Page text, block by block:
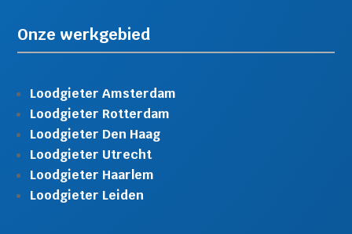
Onze werkgebied
Loodgieter Amsterdam
Loodgieter Rotterdam
Loodgieter Den Haag
Loodgieter Utrecht
Loodgieter Haarlem
Loodgieter Leiden